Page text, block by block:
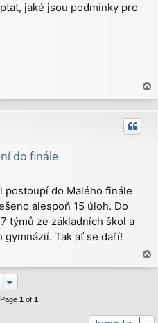
jaké jsou podmínky pro
o
p
do finále
postoupí do Malého finále
alespoň 15 úloh. Do
týmů ze základních škol a
Tak ať se daří!
o
1 of 1